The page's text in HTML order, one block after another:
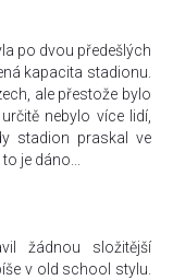
po dvou předešlých
kapacita stadionu.
ale přestože bylo
nebylo více lidí,
stadion praskal ve
je dáno...
žádnou složitější
v old school stylu.